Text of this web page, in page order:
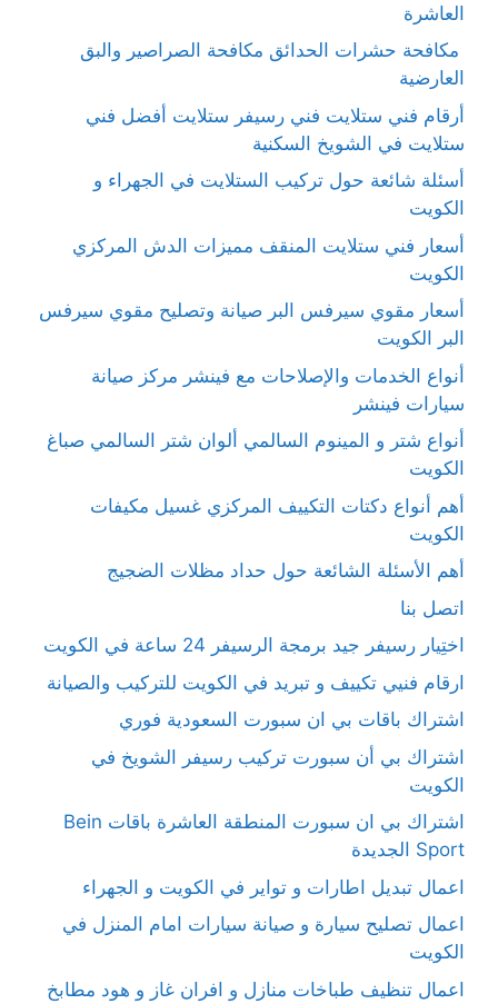
العاشرة
مكافحة حشرات الحدائق مكافحة الصراصير والبق
العارضية
أرقام فني ستلايت فني رسيفر ستلايت أفضل فني
ستلايت في الشويخ السكنية
أسئلة شائعة حول تركيب الستلايت في الجهراء و
الكويت
أسعار فني ستلايت المنقف مميزات الدش المركزي
الكويت
أسعار مقوي سيرفس البر صيانة وتصليح مقوي سيرفس
البر الكويت
أنواع الخدمات والإصلاحات مع فينشر مركز صيانة
سيارات فينشر
أنواع شتر و المينوم السالمي ألوان شتر السالمي صباغ
الكويت
أهم أنواع دكتات التكييف المركزي غسيل مكيفات
الكويت
أهم الأسئلة الشائعة حول حداد مظلات الضجيج
اتصل بنا
اختِيار رسيفر جيد برمجة الرسيفر 24 ساعة في الكويت
ارقام فنيي تكييف و تبريد في الكويت للتركيب والصيانة
اشتراك باقات بي ان سبورت السعودية فوري
اشتراك بي أن سبورت تركيب رسيفر الشويخ في
الكويت
اشتراك بي ان سبورت المنطقة العاشرة باقات Bein
Sport الجديدة
اعمال تبديل اطارات و تواير في الكويت و الجهراء
اعمال تصليح سيارة و صيانة سيارات امام المنزل في
الكويت
اعمال تنظيف طباخات منازل و افران غاز و هود مطابخ